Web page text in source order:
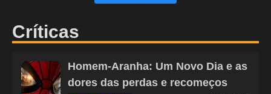
Críticas
Homem-Aranha: Um Novo Dia e as
dores das perdas e recomeços